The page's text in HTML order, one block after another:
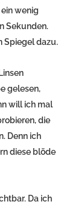
wenig
Sekunden.
Spiegel dazu.
gelesen,
will ich mal
die
Denn ich
diese blöde
Da ich